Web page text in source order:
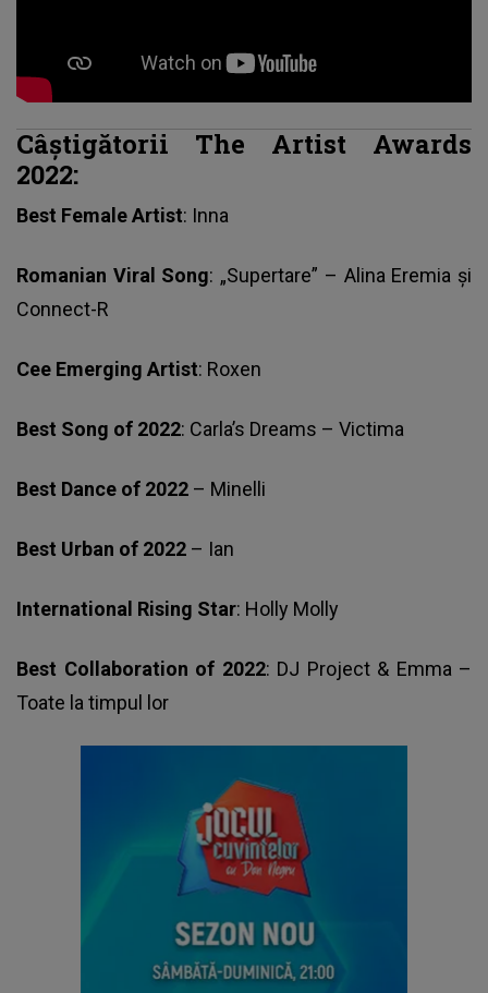
Câștigătorii The Artist Awards
2022:
Best Female Artist: Inna
Romanian Viral Song: „Supertare” – Alina Eremia și
Connect-R
Cee Emerging Artist: Roxen
Best Song of 2022: Carla’s Dreams – Victima
Best Dance of 2022 – Minelli
Best Urban of 2022 – Ian
International Rising Star: Holly Molly
Best Collaboration of 2022: DJ Project & Emma –
Toate la timpul lor